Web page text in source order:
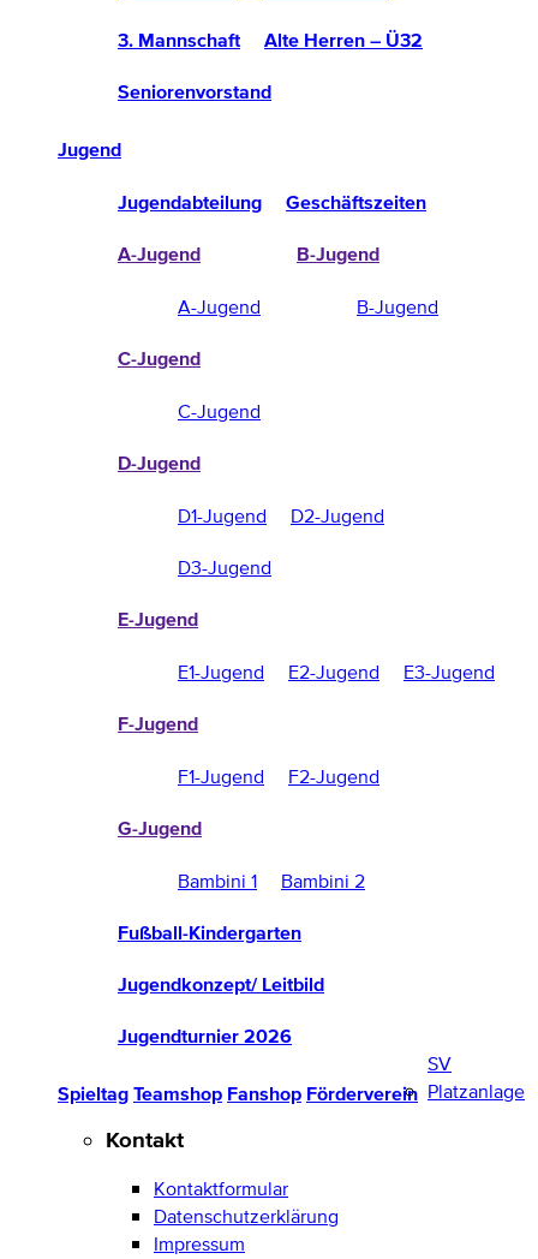
3. Mannschaft Alte Herren – Ü32
Seniorenvorstand
Jugend
Jugendabteilung Geschäftszeiten
A-Jugend
A-Jugend
B-Jugend
B-Jugend
C-Jugend
C-Jugend
D-Jugend
D1-Jugend
D2-Jugend
D3-Jugend
E-Jugend
E1-Jugend E2-Jugend E3-Jugend
F-Jugend
F1-Jugend F2-Jugend
G-Jugend
Bambini 1 Bambini 2
Fußball-Kindergarten
Jugendkonzept/ Leitbild
Jugendturnier 2026
Spieltag Teamshop Fanshop Förderverein
SV
Platzanlage
Kontakt
Kontaktformular
Datenschutzerklärung
Impressum